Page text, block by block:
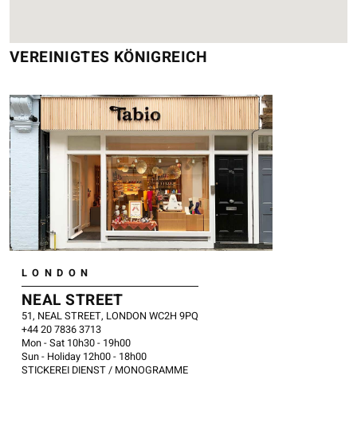
VEREINIGTES KÖNIGREICH
LONDON
NEAL STREET
51, NEAL STREET, LONDON WC2H 9PQ
​+44 20 7836 3713
Mon - Sat 10h30 - 19h00
Sun - Holiday 12h00 - 18h00
STICKEREI DIENST / MONOGRAMME